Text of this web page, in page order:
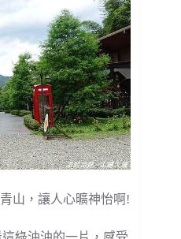
山，讓人心曠神怡啊!